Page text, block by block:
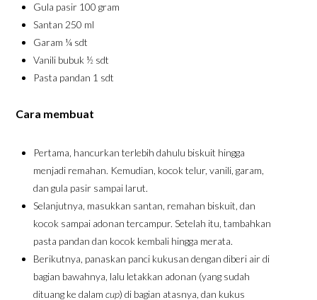
Gula pasir 100 gram
Santan 250 ml
Garam ¼ sdt
Vanili bubuk ½ sdt
Pasta pandan 1 sdt
Cara membuat
Pertama, hancurkan terlebih dahulu biskuit hingga
menjadi remahan. Kemudian, kocok telur, vanili, garam,
dan gula pasir sampai larut.
Selanjutnya, masukkan santan, remahan biskuit, dan
kocok sampai adonan tercampur. Setelah itu, tambahkan
pasta pandan dan kocok kembali hingga merata.
Berikutnya, panaskan panci kukusan dengan diberi air di
bagian bawahnya, lalu letakkan adonan (yang sudah
dituang ke dalam cup) di bagian atasnya, dan kukus